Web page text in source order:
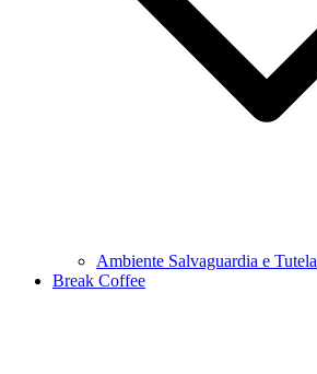
Ambiente Salvaguardia e Tutela
Break Coffee